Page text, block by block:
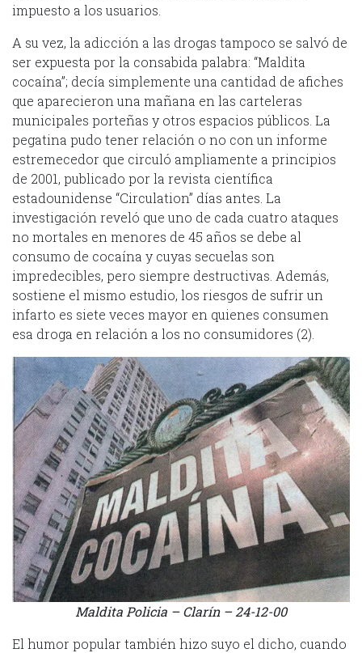
impuesto a los usuarios.
A su vez, la adicción a las drogas tampoco se salvó de
ser expuesta por la consabida palabra: “Maldita
cocaína”; decía simplemente una cantidad de afiches
que aparecieron una mañana en las carteleras
municipales porteñas y otros espacios públicos. La
pegatina pudo tener relación o no con un informe
estremecedor que circuló ampliamente a principios
de 2001, publicado por la revista científica
estadounidense “Circulation” días antes. La
investigación reveló que uno de cada cuatro ataques
no mortales en menores de 45 años se debe al
consumo de cocaína y cuyas secuelas son
impredecibles, pero siempre destructivas. Además,
sostiene el mismo estudio, los riesgos de sufrir un
infarto es siete veces mayor en quienes consumen
esa droga en relación a los no consumidores (2).
Maldita Policia – Clarín – 24-12-00
El humor popular también hizo suyo el dicho, cuando